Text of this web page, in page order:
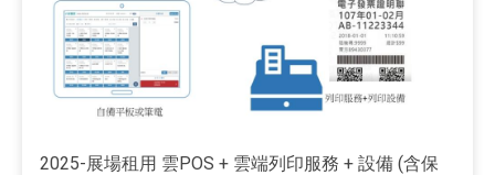
2025-展場租用 雲POS + 雲端列印服務 + 設備 (含保